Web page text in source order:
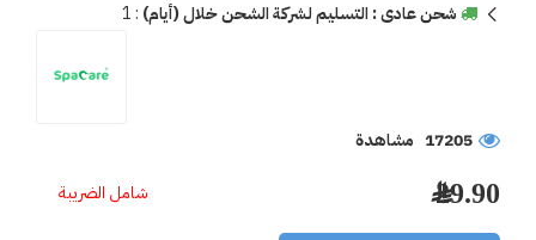
شحن عادى : التسليم لشركة الشحن خلال (أيام) :
1
17205 مشاهدة
29.90 ﷼ شامل الضريبة